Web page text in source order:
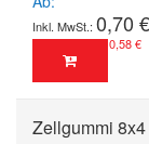
0,70 €
0,58 €
Zellgummi